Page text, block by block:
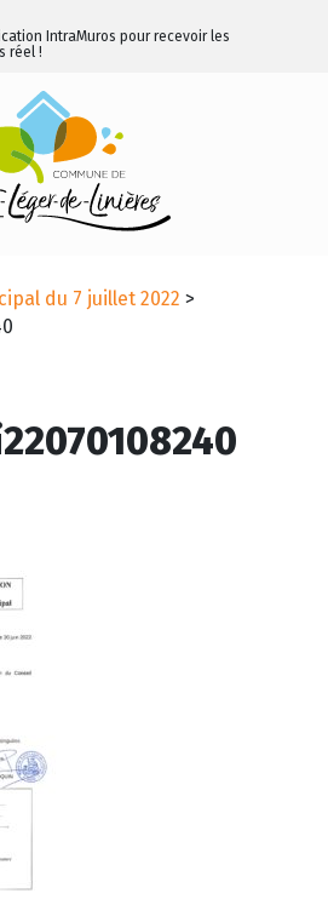
IntraMuros pour recevoir les
réel !
du 7 juillet 2022 >